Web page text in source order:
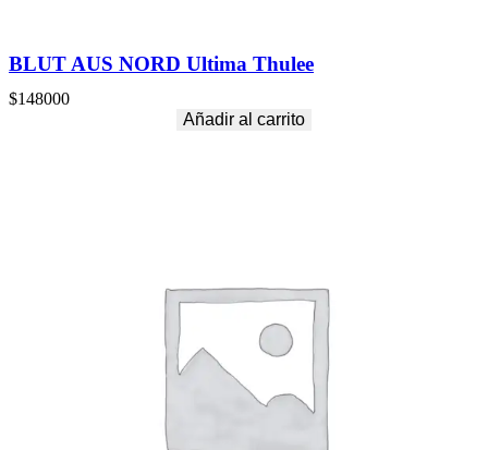
BLUT AUS NORD Ultima Thulee
$148000
Añadir al carrito